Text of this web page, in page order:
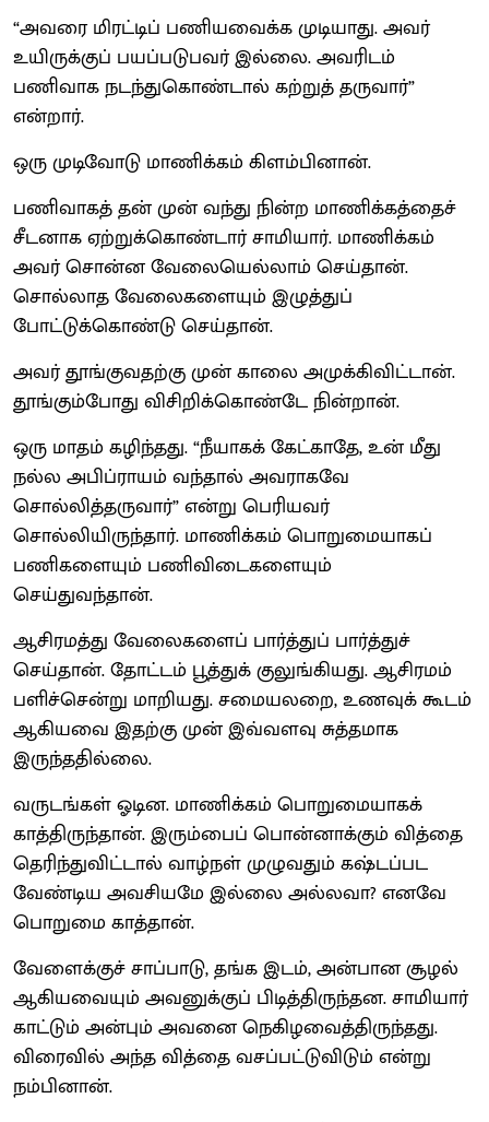
“அவரை மிரட்டிப் பணியவைக்க முடியாது. அவர்
உயிருக்குப் பயப்படுபவர் இல்லை. அவரிடம்
பணிவாக நடந்துகொண்டால் கற்றுத் தருவார்”
என்றார்.
ஒரு முடிவோடு மாணிக்கம் கிளம்பினான்.
பணிவாகத் தன் முன் வந்து நின்ற மாணிக்கத்தைச்
சீடனாக ஏற்றுக்கொண்டார் சாமியார். மாணிக்கம்
அவர் சொன்ன வேலையெல்லாம் செய்தான்.
சொல்லாத வேலைகளையும் இழுத்துப்
போட்டுக்கொண்டு செய்தான்.
அவர் தூங்குவதற்கு முன் காலை அமுக்கிவிட்டான்.
தூங்கும்போது விசிறிக்கொண்டே நின்றான்.
ஒரு மாதம் கழிந்தது. “நீயாகக் கேட்காதே, உன் மீது
நல்ல அபிப்ராயம் வந்தால் அவராகவே
சொல்லித்தருவார்” என்று பெரியவர்
சொல்லியிருந்தார். மாணிக்கம் பொறுமையாகப்
பணிகளையும் பணிவிடைகளையும்
செய்துவந்தான்.
ஆசிரமத்து வேலைகளைப் பார்த்துப் பார்த்துச்
செய்தான். தோட்டம் பூத்துக் குலுங்கியது. ஆசிரமம்
பளிச்சென்று மாறியது. சமையலறை, உணவுக் கூடம்
ஆகியவை இதற்கு முன் இவ்வளவு சுத்தமாக
இருந்ததில்லை.
வருடங்கள் ஓடின. மாணிக்கம் பொறுமையாகக்
காத்திருந்தான். இரும்பைப் பொன்னாக்கும் வித்தை
தெரிந்துவிட்டால் வாழ்நள் முழுவதும் கஷ்டப்பட
வேண்டிய அவசியமே இல்லை அல்லவா? எனவே
பொறுமை காத்தான்.
வேளைக்குச் சாப்பாடு, தங்க இடம், அன்பான சூழல்
ஆகியவையும் அவனுக்குப் பிடித்திருந்தன. சாமியார்
காட்டும் அன்பும் அவனை நெகிழவைத்திருந்தது.
விரைவில் அந்த வித்தை வசப்பட்டுவிடும் என்று
நம்பினான்.